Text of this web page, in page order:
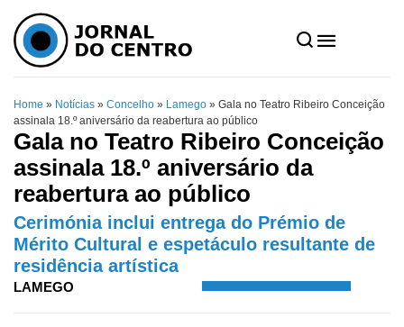
Home » Notícias » Concelho » Lamego » Gala no Teatro Ribeiro Conceição
assinala 18.º aniversário da reabertura ao público
Gala no Teatro Ribeiro Conceição
assinala 18.º aniversário da
reabertura ao público
Cerimónia inclui entrega do Prémio de
Mérito Cultural e espetáculo resultante de
residência artística
LAMEGO